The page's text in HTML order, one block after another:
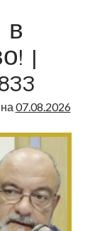
в
|
на 07.08.2026